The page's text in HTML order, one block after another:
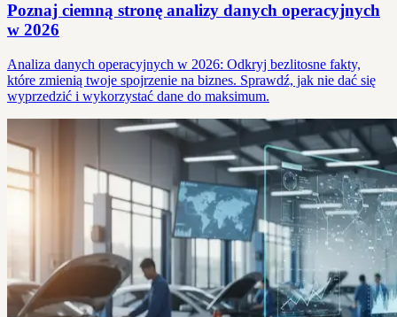
Poznaj ciemną stronę analizy danych operacyjnych
w 2026
Analiza danych operacyjnych w 2026: Odkryj bezlitosne fakty,
które zmienią twoje spojrzenie na biznes. Sprawdź, jak nie dać się
wyprzedzić i wykorzystać dane do maksimum.